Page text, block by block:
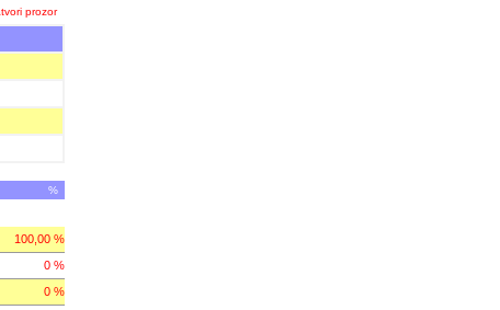
prozor
%
100,00 %
0 %
0 %